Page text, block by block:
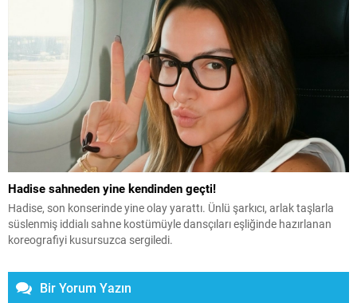
Hadise sahneden yine kendinden geçti!
Hadise, son konserinde yine olay yarattı. Ünlü şarkıcı, arlak taşlarla
süslenmiş iddialı sahne kostümüyle dansçıları eşliğinde hazırlanan
koreografiyi kusursuzca sergiledi.
Bir Yorum Yazın